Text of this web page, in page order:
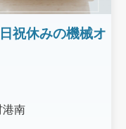
祝休みの機械オ
南